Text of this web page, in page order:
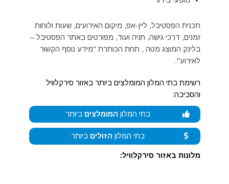
תכנית הפסטיבל, ליין-אפ, מיקום האירועים, שעות ולוחות
זמנים, דרכי גישה, חניה ועוד, מפורטים באתר הפסטיבל –
בלינק המוצג מטה , תחת הכותרת "מידע נוסף הקשור
לאירוע".
רשימת בתי המלון המומלצים ביותר באזור סירקלוויל
והסביבה:
בתי המלון המומלצים ביותר
בתי המלון הזולים ביותר
מלונות באזור סירקלוויל: